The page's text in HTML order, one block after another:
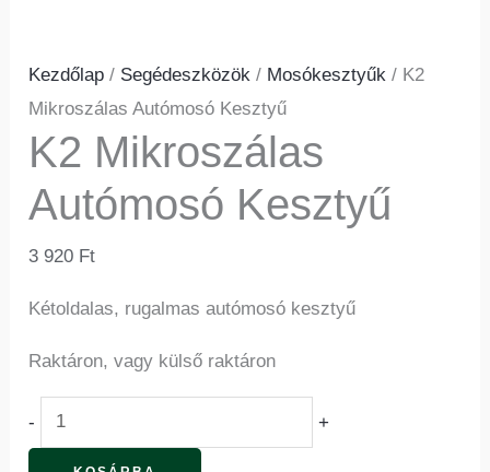
Kezdőlap / Segédeszközök / Mosókesztyűk / K2
Mikroszálas Autómosó Kesztyű
K2 Mikroszálas
Autómosó Kesztyű
3 920 Ft
Kétoldalas, rugalmas autómosó kesztyű
Raktáron, vagy külső raktáron
- +